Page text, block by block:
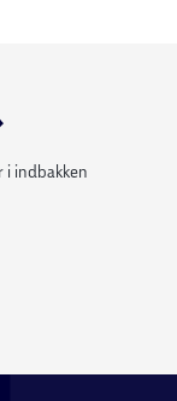
i indbakken